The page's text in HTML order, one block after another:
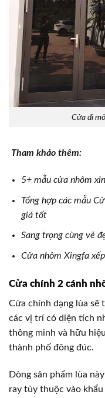
Cửa đi
Tham khảo thêm:
5+ mẫu cửa nhôm
Tổng hợp các mẫu
giá tốt
Sang trọng cùng vẻ
Cửa nhôm Xingfa
Cửa chính 2 cánh
Cửa chính dạng lùa
các vị trí có diện tích
thông minh và hữu
thành phố đông đúc.
Dòng sản phẩm lùa
ray tùy thuộc vào